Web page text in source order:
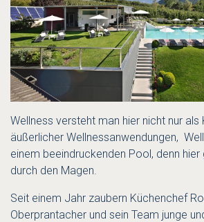
Wellness versteht man hier nicht nur als
äußerlicher Wellnessanwendungen,
einem beeindruckenden Pool, denn hier
durch den Magen.
Seit einem Jahr zaubern Küchenchef
Oberprantacher und sein Team junge